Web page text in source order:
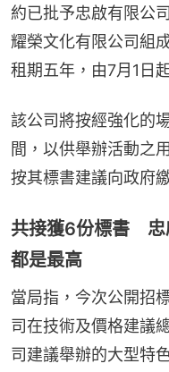
約已批予忠啟有限公
耀榮文化有限公司組
租期五年，由7月1日
該公司將按經強化的
間，以供舉辦活動之
按其標書建議向政府
共接獲6份標書 忠
都是最高
當局指，今次公開招
司在技術及價格建議
司建議舉辦的大型特